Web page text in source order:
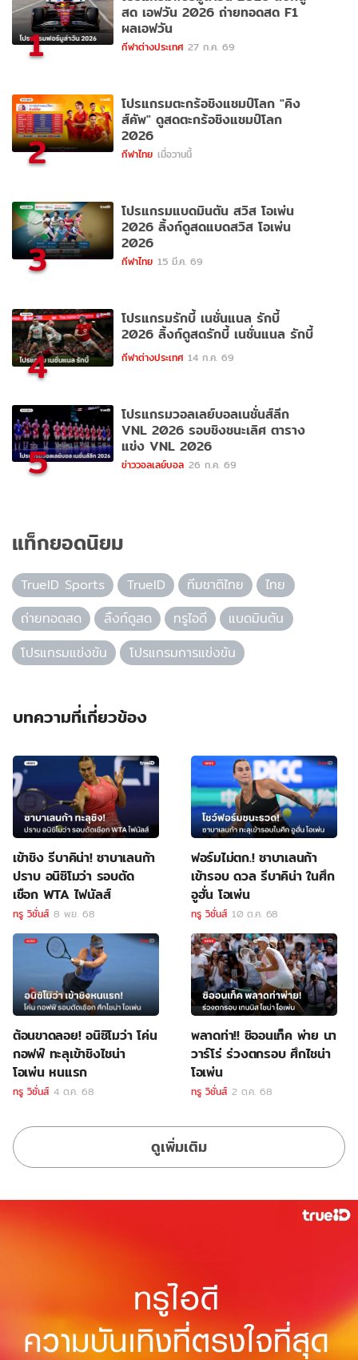
1
สด เอฟวัน 2026 ถ่ายทอดสด F1
ผลเอฟวัน
กีฬาต่างประเทศ 27 ก.ค. 69
2
โปรแกรมตะกร้อชิงแชมป์โลก "คิง
ส์คัพ" ดูสดตะกร้อชิงแชมป์โลก
2026
กีฬาไทย เมื่อวานนี้
3
โปรแกรมแบดมินตัน สวิส โอเพ่น
2026 ลิ้งก์ดูสดแบดสวิส โอเพ่น
2026
กีฬาไทย 15 มี.ค. 69
4
โปรแกรมรักบี้ เนชั่นแนล รักบี้
2026 ลิ้งก์ดูสดรักบี้ เนชั่นแนล รักบี้
กีฬาต่างประเทศ 14 ก.ค. 69
5
โปรแกรมวอลเลย์บอลเนชั่นส์ลีก
VNL 2026 รอบชิงชนะเลิศ ตาราง
แข่ง VNL 2026
ข่าววอลเลย์บอล 26 ก.ค. 69
แท็กยอดนิยม
TrueID Sports TrueID ทีมชาติไทย
ไทย
ถ่ายทอดสด
ลิ้งก์ดูสด ทรูไอดี
แบดมินตัน
โปรแกรมแข่งขัน
โปรแกรมการแข่งขัน
บทความที่เกี่ยวข้อง
เข้าชิง รีบาคิน่า! ซาบาเลนก้า
ปราบ อนิซิโมว่า รอบตัด
เชือก WTA ไฟนัลส์
ทรู วิชั่นส์ 8 พ.ย. 68
ฟอร์มไม่ตก.! ซาบาเลนก้า
เข้ารอบ ดวล รีบาคิน่า ในศึก
อูฮั่น โอเพ่น
ทรู วิชั่นส์ 10 ต.ค. 68
ต้อนขาดลอย! อนิซิโมว่า โค่น
กอฟฟ์ ทะลุเข้าชิงไชน่า
โอเพ่น หนแรก
ทรู วิชั่นส์ 4 ต.ค. 68
พลาดท่า!! ซิออนเท็ค พ่าย นา
วาร์โร่ ร่วงตกรอบ ศึกไชน่า
โอเพ่น
ทรู วิชั่นส์ 2 ต.ค. 68
ดูเพิ่มเติม